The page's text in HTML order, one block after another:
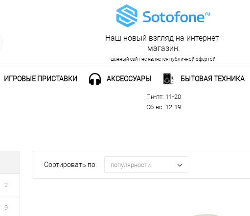
Наш новый взгляд на интернет-
магазин.
данный сайт не является публичной офертой
Рабочее время:
Пн-пт: 11-20
Сб-вс: 12-19
ИГРОВЫЕ ПРИСТАВКИ АКСЕССУАРЫ БЫТОВАЯ ТЕХНИКА
2
9
Сортировать по: популярности